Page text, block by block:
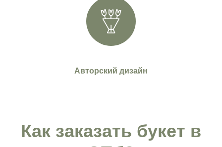
Авторский дизайн
Как заказать букет в